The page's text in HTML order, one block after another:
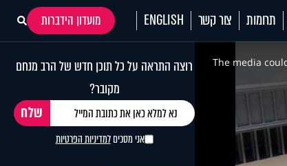
תרומות צור קשר ENGLISH
מועדון הידברות
This
modalThe media
רוצה התראה על כל תוכן חדש של הרב מנחם
מקובר?
אני מסכיםלמדיניות הפרטיות